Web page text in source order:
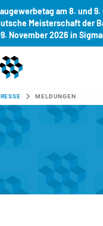
am 8. und 9.
Meisterschaft der
November 2026 in
MELDUNGEN